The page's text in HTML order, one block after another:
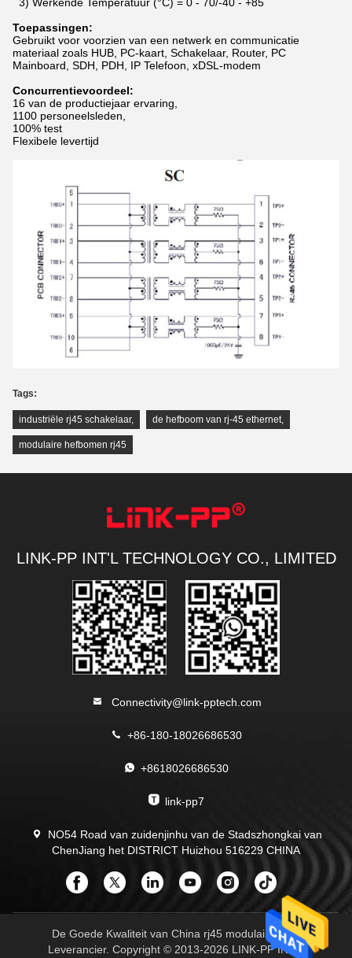
Toepassingen:
Gebruikt voor voorzien van een netwerk en communicatie
materiaal zoals HUB, PC-kaart, Schakelaar, Router, PC
Mainboard, SDH, PDH, IP Telefoon, xDSL-modem
Concurrentievoordeel:
16 van de productiejaar ervaring,
1100 personeelsleden,
100% test
Flexibele levertijd
Tags:
industriële rj45 schakelaar, de hefboom van rj-45 ethernet
modulaire hefbomen rj45
LINK-PP INT'L TECHNOLOGY CO., LIMITED
Connectivity@link-pptech.com
+86-180-18026686530
+8618026686530
link-pp7
NO54 Road van zuidenjinhu van de Stadszhongkai van
ChenJiang het DISTRICT Huizhou 516229 CHINA
De Goede Kwaliteit van China rj45 modulaire Jack
Leverancier. Copyright © 2013-2026 LINK-PP INT'L